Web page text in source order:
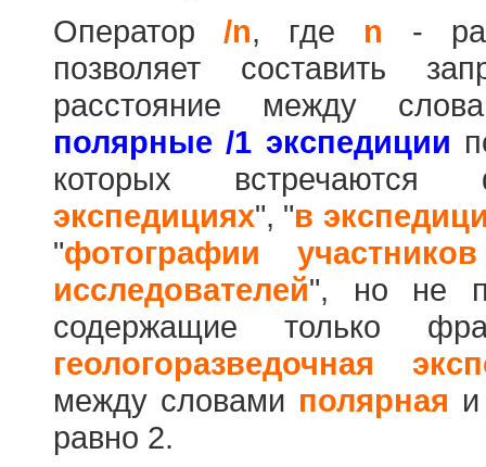
Оператор/n, где n -
позволяет составить
расстояние между
полярные /1 экспедиции
которых
экспедициях", "в
"фотографии
исследователей", но не
содержащие только
геологоразведочная
между словами полярная
равно 2.